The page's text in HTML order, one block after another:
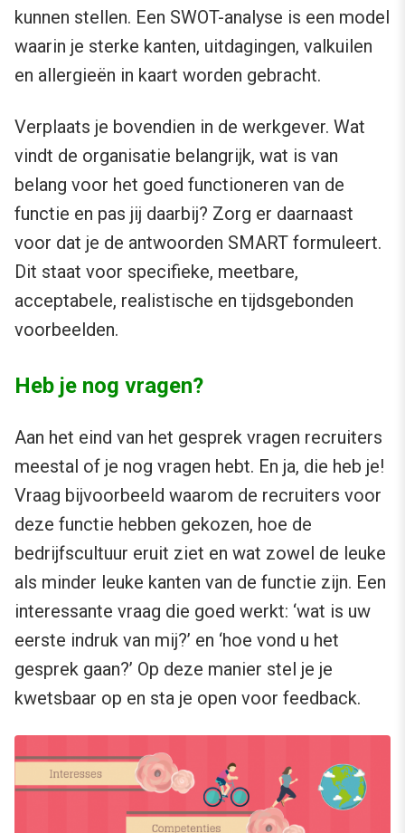
kunnen stellen. Een SWOT-analyse is een model
waarin je sterke kanten, uitdagingen, valkuilen
en allergieën in kaart worden gebracht.
Verplaats je bovendien in de werkgever. Wat
vindt de organisatie belangrijk, wat is van
belang voor het goed functioneren van de
functie en pas jij daarbij? Zorg er daarnaast
voor dat je de antwoorden SMART formuleert.
Dit staat voor specifieke, meetbare,
acceptabele, realistische en tijdsgebonden
voorbeelden.
Heb je nog vragen?
Aan het eind van het gesprek vragen recruiters
meestal of je nog vragen hebt. En ja, die heb je!
Vraag bijvoorbeeld waarom de recruiters voor
deze functie hebben gekozen, hoe de
bedrijfscultuur eruit ziet en wat zowel de leuke
als minder leuke kanten van de functie zijn. Een
interessante vraag die goed werkt: ‘wat is uw
eerste indruk van mij?’ en ‘hoe vond u het
gesprek gaan?’ Op deze manier stel je je
kwetsbaar op en sta je open voor feedback.